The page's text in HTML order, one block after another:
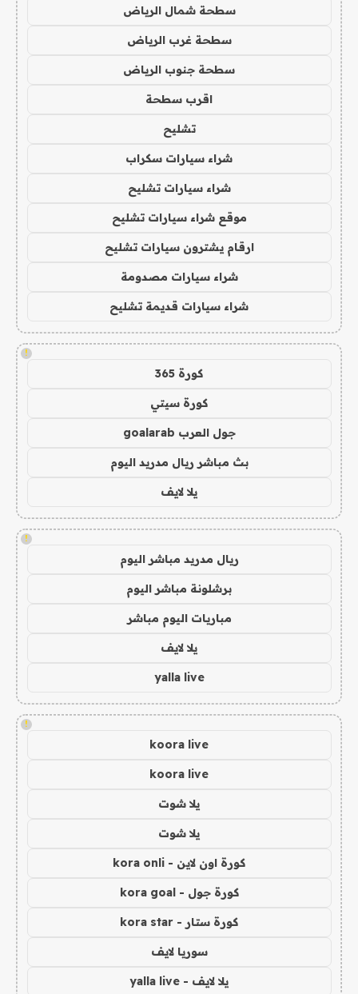
سطحة شمال الرياض
سطحة غرب الرياض
سطحة جنوب الرياض
اقرب سطحة
تشليح
شراء سيارات سكراب
شراء سيارات تشليح
موقع شراء سيارات تشليح
ارقام يشترون سيارات تشليح
شراء سيارات مصدومة
شراء سيارات قديمة تشليح
!
كورة 365
كورة سيتي
جول العرب goalarab
بث مباشر ريال مدريد اليوم
يلا لايف
!
ريال مدريد مباشر اليوم
برشلونة مباشر اليوم
مباريات اليوم مباشر
يلا لايف
yalla live
!
koora live
koora live
يلا شوت
يلا شوت
كورة اون لاين - kora onli
كورة جول - kora goal
كورة ستار - kora star
سوريا لايف
يلا لايف - yalla live